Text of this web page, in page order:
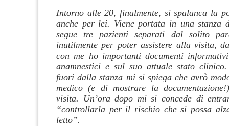
Intorno alle 20, finalmente, si spalanca la
anche per lei. Viene portata in una stanza
segue tre pazienti separati dal solito
inutilmente per poter assistere alla visita,
con me ho importanti documenti
anamnestici e sul suo attuale stato
fuori dalla stanza mi si spiega che avrò
medico (e di mostrare la
visita. Un’ora dopo mi si concede di
“controllarla per il rischio che si possa
letto”.